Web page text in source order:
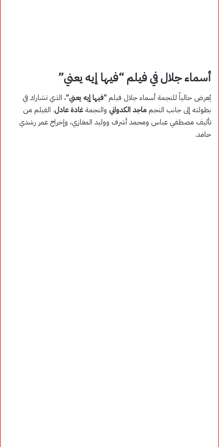
أسماء جلال في فيلم “فيها إيه يعني”
يُعرض حالياً للنجمة أسماء جلال فيلم“فيها إيه يعني”، الذي تشارك في
بطولته إلى جانب النجمماجد الكدواني والنجمةغادة عادل. الفيلم من
تأليف مصطفي عباس ومحمد أشرف ووليد المغازي، وإخراج عمر رشدي
حامد.